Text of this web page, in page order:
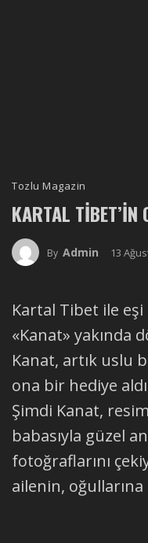
Tozlu Magazin
KARTAL TIBET’IN
By Admin 13
Kartal Tibet ile eşi
«Kanat» yakında
Kanat, artık uslu
ona bir hediye
Şimdi Kanat,
babasıyla güzel
fotoğraflarını
ailenin,